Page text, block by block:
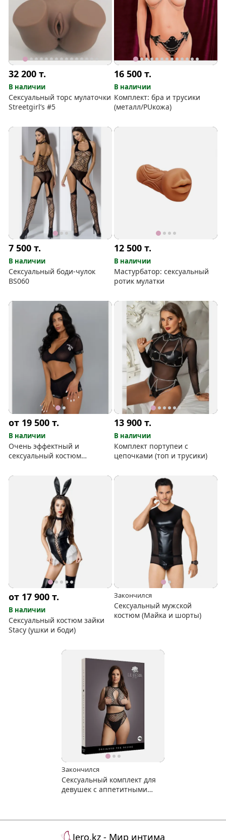
32 200т.
В наличии
Сексуальный торс мулаточки
Streetgirl’s #5
16 500т.
В наличии
Комплект: бра и трусики
(металл/PUкожа)
7 500т.
В наличии
Сексуальный боди-чулок
BS060
12 500т.
В наличии
Мастурбатор: сексуальный
ротик мулатки
от 19 500т.
В наличии
Очень эффектный и
сексуальный костюм
Amor El
13 900т.
В наличии
Комплект портупеи с
цепочками (топ и трусики)
от 17 900т.
В наличии
Сексуальный костюм зайки
Stacy (ушки и боди)
Закончился
Сексуальный мужской
костюм (Майка и шорты)
Закончился
Сексуальный комплект для
девушек с аппетитными
Jero.kz - Мир интима